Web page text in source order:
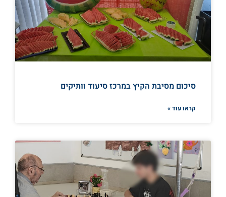
סיכום מסיבת הקיץ במרכז סיעוד וותיקים
קראו עוד »